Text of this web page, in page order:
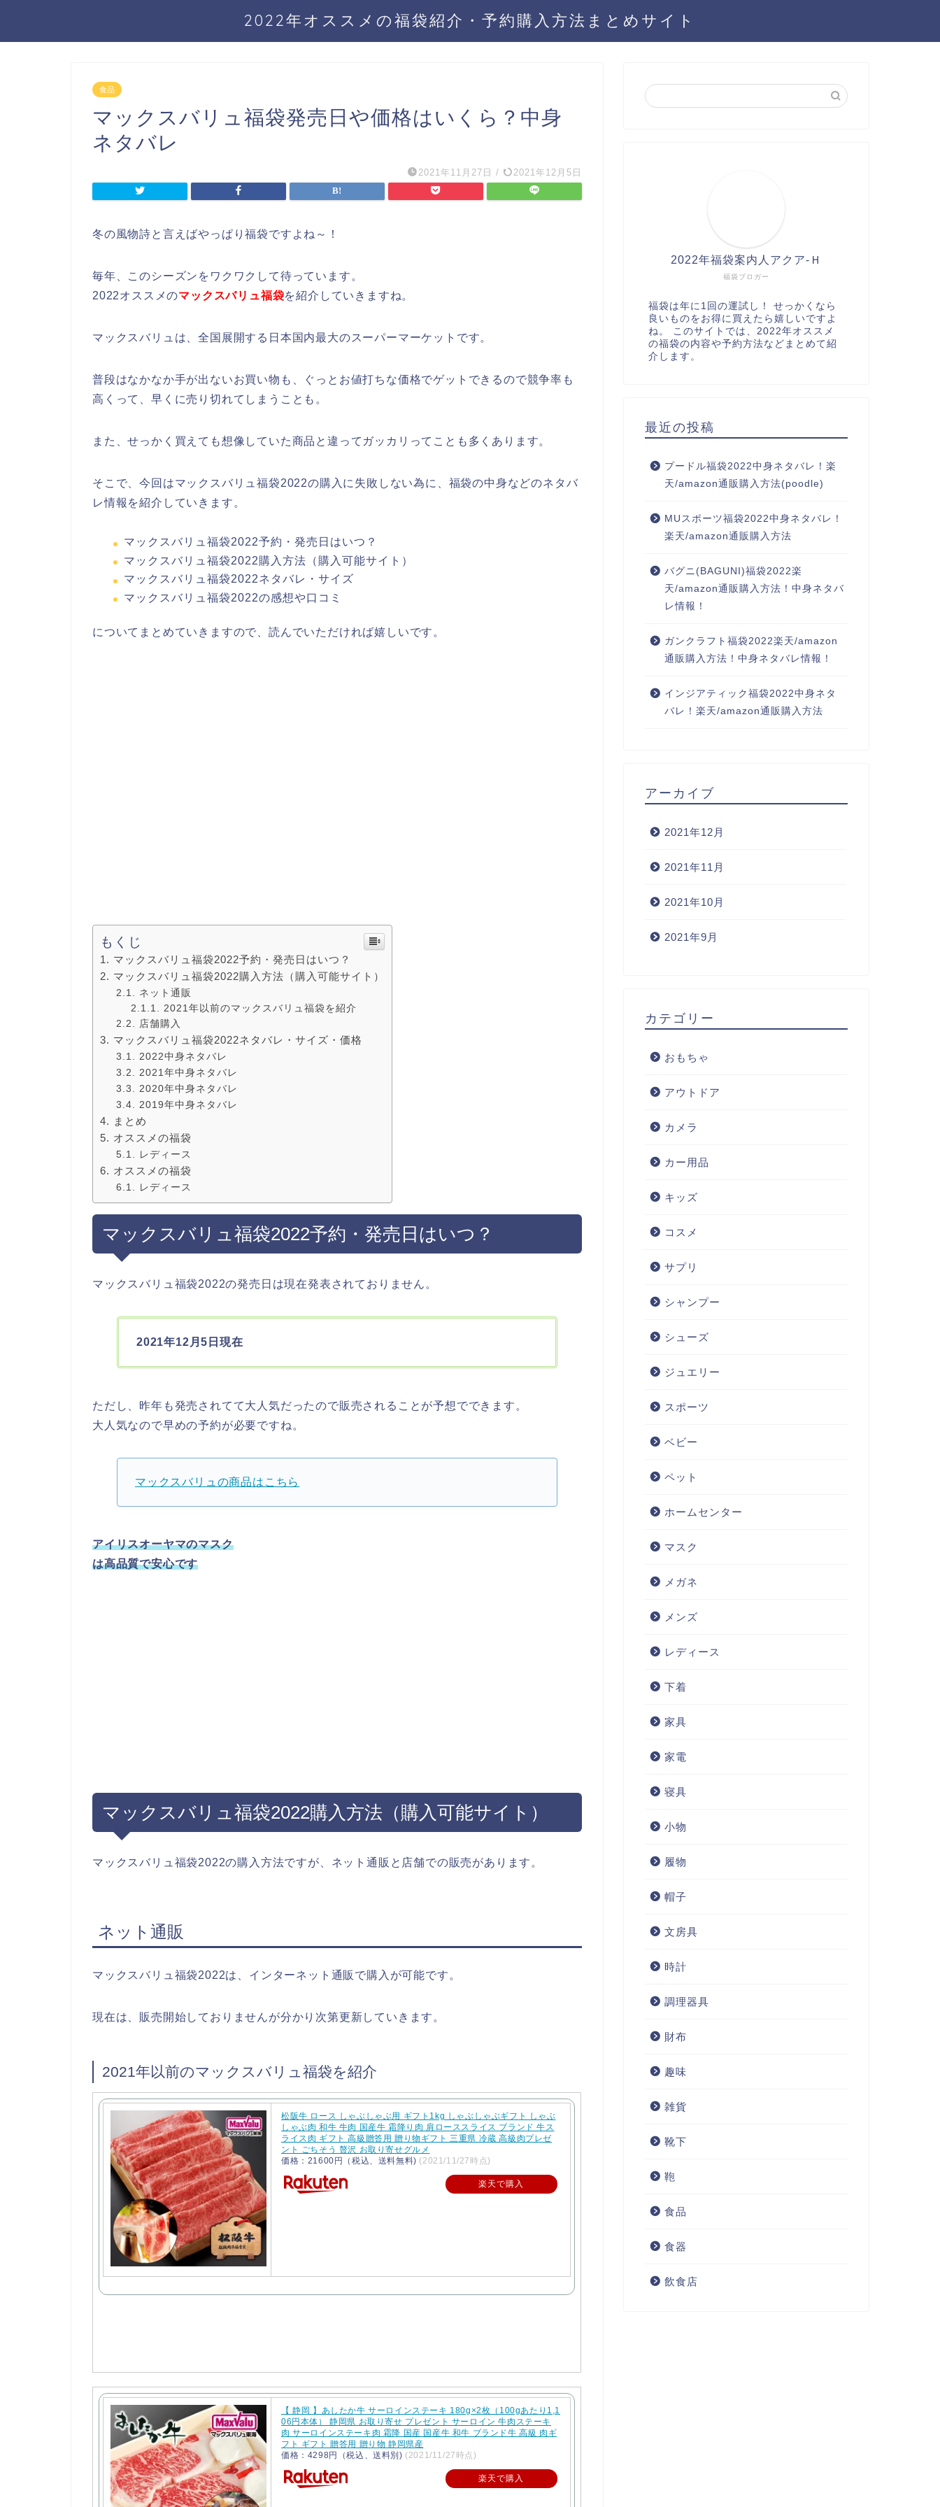
2022年オススメの福袋紹介・予約購入方法まとめサイト
食品
マックスバリュ福袋発売日や価格はいくら？中身
ネタバレ
2021年11月27日 / 2021年12月5日
冬の風物詩と言えばやっぱり福袋ですよね～！
毎年、このシーズンをワクワクして待っています。
2022オススメのマックスバリュ福袋を紹介していきますね。
マックスバリュは、全国展開する日本国内最大のスーパーマーケットです。
普段はなかなか手が出ないお買い物も、ぐっとお値打ちな価格でゲットできるので競争率も
高くって、早くに売り切れてしまうことも。
また、せっかく買えても想像していた商品と違ってガッカリってことも多くあります。
そこで、今回はマックスバリュ福袋2022の購入に失敗しない為に、福袋の中身などのネタバ
レ情報を紹介していきます。
マックスバリュ福袋2022予約・発売日はいつ？
マックスバリュ福袋2022購入方法（購入可能サイト）
マックスバリュ福袋2022ネタバレ・サイズ
マックスバリュ福袋2022の感想や口コミ
についてまとめていきますので、読んでいただければ嬉しいです。
もくじ
マックスバリュ福袋2022予約・発売日はいつ？
マックスバリュ福袋2022購入方法（購入可能サイト）
ネット通販
2021年以前のマックスバリュ福袋を紹介
店舗購入
マックスバリュ福袋2022ネタバレ・サイズ・価格
2022中身ネタバレ
2021年中身ネタバレ
2020年中身ネタバレ
2019年中身ネタバレ
まとめ
オススメの福袋
レディース
オススメの福袋
レディース
マックスバリュ福袋2022予約・発売日はいつ？
マックスバリュ福袋2022の発売日は現在発表されておりません。
2021年12月5日現在
ただし、昨年も発売されてて大人気だったので販売されることが予想でできます。
大人気なので早めの予約が必要ですね。
マックスバリュの商品はこちら
アイリスオーヤマのマスク
は高品質で安心です
マックスバリュ福袋2022購入方法（購入可能サイト）
マックスバリュ福袋2022の購入方法ですが、ネット通販と店舗での販売があります。
ネット通販
マックスバリュ福袋2022は、インターネット通販で購入が可能です。
現在は、販売開始しておりませんが分かり次第更新していきます。
2021年以前のマックスバリュ福袋を紹介
松阪牛 ロース しゃぶしゃぶ用 ギフト1kg しゃぶしゃぶギフト しゃぶ
しゃぶ肉 和牛 牛肉 国産牛 霜降り肉 肩ローススライス ブランド 牛ス
ライス肉 ギフト 高級贈答用 贈り物ギフト 三重県 冷蔵 高級肉プレゼ
ント ごちそう 贅沢 お取り寄せグルメ
価格：21600円（税込、送料無料) (2021/11/27時点)
楽天で購入
【 静岡 】あしたか牛 サーロインステーキ 180g×2枚（100gあたり1,1
06円本体） 静岡県 お取り寄せ プレゼント サーロイン 牛肉ステーキ
肉 サーロインステーキ肉 霜降 国産 国産牛 和牛 ブランド牛 高級 肉ギ
フト ギフト 贈答用 贈り物 静岡県産
価格：4298円（税込、送料別) (2021/11/27時点)
楽天で購入
福袋ブロガー
2022年福袋案内人アクア-Ｈ
福袋は年に1回の運試し！ せっかくなら
良いものをお得に買えたら嬉しいですよ
ね。 このサイトでは、2022年オススメ
の福袋の内容や予約方法などまとめて紹
介します。
最近の投稿
プードル福袋2022中身ネタバレ！楽
天/amazon通販購入方法(poodle)
MUスポーツ福袋2022中身ネタバレ！
楽天/amazon通販購入方法
バグニ(BAGUNI)福袋2022楽
天/amazon通販購入方法！中身ネタバ
レ情報！
ガンクラフト福袋2022楽天/amazon
通販購入方法！中身ネタバレ情報！
インジアティック福袋2022中身ネタ
バレ！楽天/amazon通販購入方法
アーカイブ
2021年12月
2021年11月
2021年10月
2021年9月
カテゴリー
おもちゃ
アウトドア
カメラ
カー用品
キッズ
コスメ
サプリ
シャンプー
シューズ
ジュエリー
スポーツ
ベビー
ペット
ホームセンター
マスク
メガネ
メンズ
レディース
下着
家具
家電
寝具
小物
履物
帽子
文房具
時計
調理器具
財布
趣味
雑貨
靴下
鞄
食品
食器
飲食店